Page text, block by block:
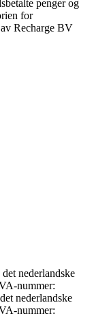
penger og
for
Recharge BV
nederlandske
nummer:
nederlandske
nummer: